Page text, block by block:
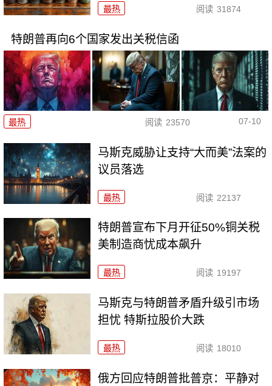
最热 阅读 31874
特朗普再向6个国家发出关税信函
最热 阅读 23570 07-10
马斯克威胁让支持“大而美”法案的
议员落选
最热 阅读 22137
特朗普宣布下月开征50%铜关税
美制造商忧成本飙升
最热 阅读 19197
马斯克与特朗普矛盾升级引市场
担忧 特斯拉股价大跌
最热 阅读 18010
俄方回应特朗普批普京：平静对